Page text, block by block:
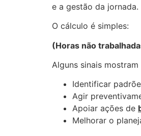
e a gestão da jornada.
O cálculo é simples:
(Horas não
Alguns sinais
Identificar
Agir
Apoiar ações de
Melhorar o